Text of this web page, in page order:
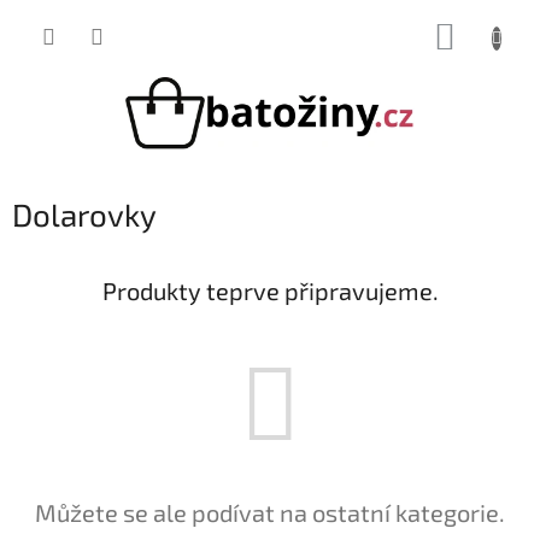
Dolarovky
Produkty teprve připravujeme.
Můžete se ale podívat na ostatní kategorie.